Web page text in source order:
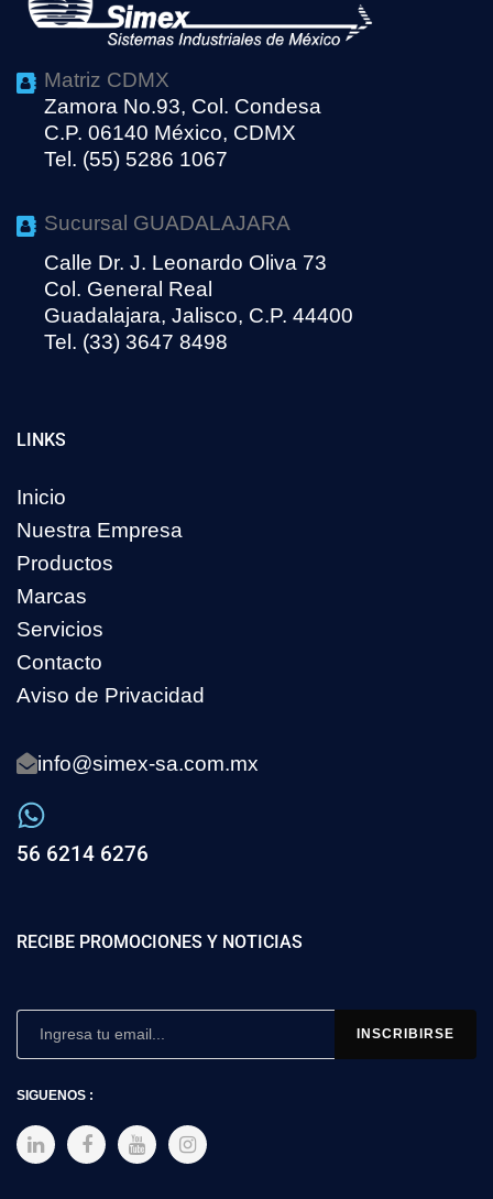
Matriz CDMX
Zamora No.93, Col. Condesa
C.P. 06140 México, CDMX
Tel. (55) 5286 1067
Sucursal GUADALAJARA
Calle Dr. J. Leonardo Oliva 73
Col. General Real
Guadalajara, Jalisco, C.P. 44400
Tel. (33) 3647 8498
LINKS
Inicio
Nuestra Empresa
Productos
Marcas
Servicios
Contacto
Aviso de Privacidad
info@simex-sa.com.mx
56 6214 6276
RECIBE PROMOCIONES Y NOTICIAS
SIGUENOS :